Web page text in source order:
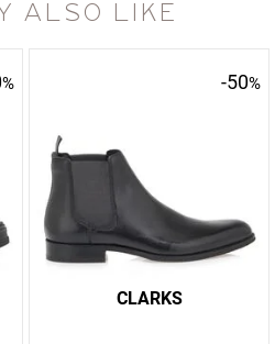
ALSO LIKE
% -50%
CLARKS